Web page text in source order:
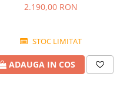
2.190,00 RON
STOC LIMITAT
ADAUGA IN COS